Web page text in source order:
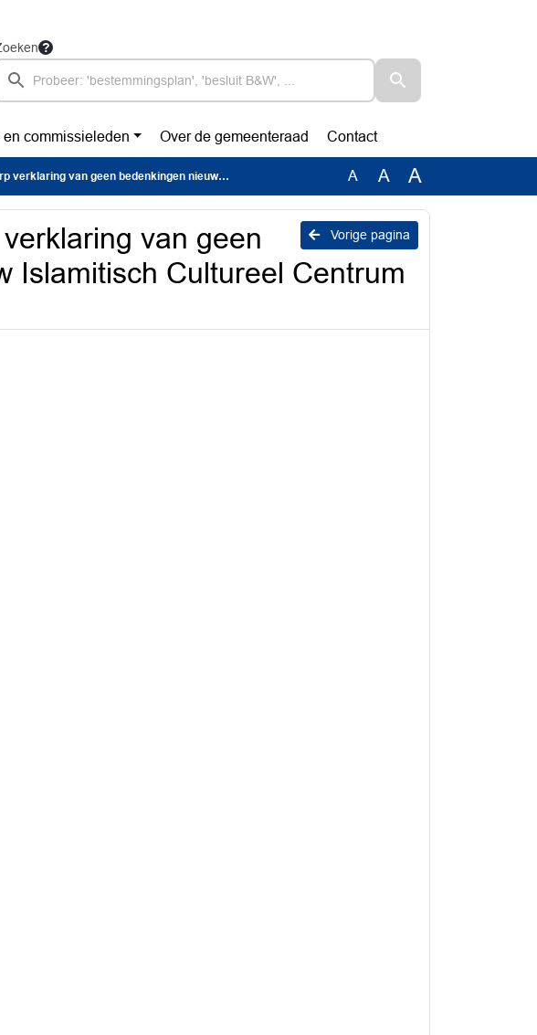
en commissieleden Over de gemeenteraad Contact
bedenkingen nieuwbouw Islamitisch Cultureel Centrum Handboog 3 A A A
Vorige pagina
van geen
Islamitisch Cultureel Centrum